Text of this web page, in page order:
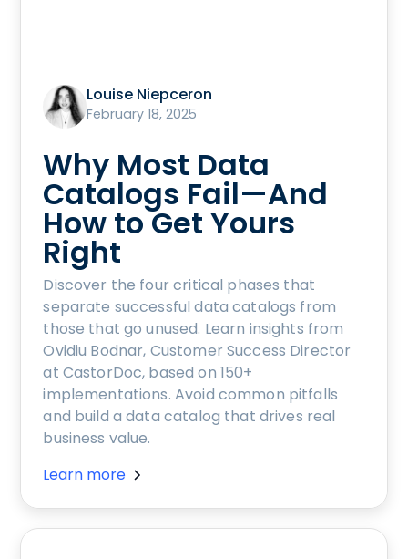
Louise Niepceron
February 18, 2025
Why Most Data
Catalogs Fail—And
How to Get Yours
Right
Discover the four critical phases that
separate successful data catalogs from
those that go unused. Learn insights from
Ovidiu Bodnar, Customer Success Director
at CastorDoc, based on 150+
implementations. Avoid common pitfalls
and build a data catalog that drives real
business value.
Learn more